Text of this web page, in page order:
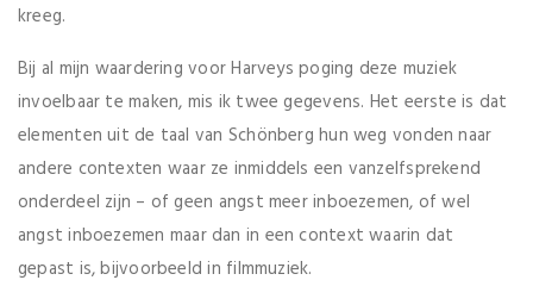
kreeg.
Bij al mijn waardering voor Harveys poging deze muziek
invoelbaar te maken, mis ik twee gegevens. Het eerste is dat
elementen uit de taal van Schönberg hun weg vonden naar
andere contexten waar ze inmiddels een vanzelfsprekend
onderdeel zijn – of geen angst meer inboezemen, of wel
angst inboezemen maar dan in een context waarin dat
gepast is, bijvoorbeeld in filmmuziek.